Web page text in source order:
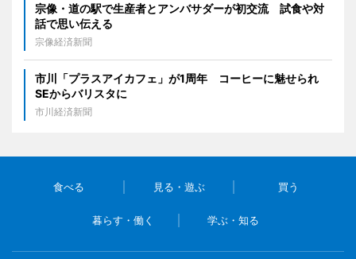
宗像・道の駅で生産者とアンバサダーが初交流 試食や対
話で思い伝える
宗像経済新聞
市川「プラスアイカフェ」が1周年 コーヒーに魅せられ
SEからバリスタに
市川経済新聞
食べる 見る・遊ぶ 買う
暮らす・働く 学ぶ・知る